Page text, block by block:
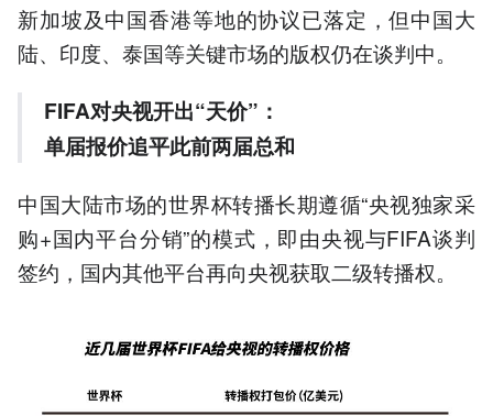
新加坡及中国香港等地的协议已落定，但中国大
陆、印度、泰国等关键市场的版权仍在谈判中。
FIFA对央视开出“天价”：
单届报价追平此前两届总和
中国大陆市场的世界杯转播长期遵循“央视独家采
购+国内平台分销”的模式，即由央视与FIFA谈判
签约，国内其他平台再向央视获取二级转播权。